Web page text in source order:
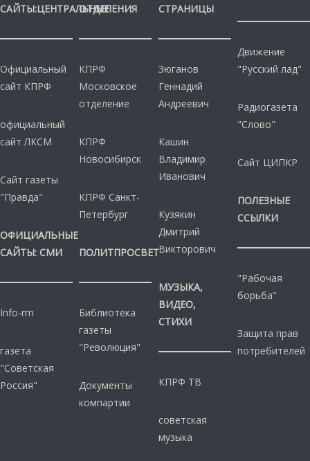
САЙТЫ:ЦЕНТРАЛЬНЫЕ
Официальный
сайт КПРФ
официальный
сайт ЛКСМ
Сайт газеты
"Правда"
ОФИЦИАЛЬНЫЕ
САЙТЫ: СМИ
Info-rm
газета
"Советская
Россия"
ОТДЕЛЕНИЯ
КПРФ
Московское
отделение
КПРФ
Новосибирск
КПРФ Санкт-
Петербург
ПОЛИТПРОСВЕТ
Библиотека
газеты
"Революция"
Документы
компартии
СТРАНИЦЫ
Зюганов
Геннадий
Андреевич
Кашин
Владимир
Иванович
Кузякин
Дмитрий
Викторович
МУЗЫКА,
ВИДЕО,
СТИХИ
КПРФ ТВ
советская
музыка
Движение
"Русский лад"
Радиогазета
"Слово"
Сайт ЦИПКР
ПОЛЕЗНЫЕ
ССЫЛКИ
"Рабочая
борьба"
Защита прав
потребителей